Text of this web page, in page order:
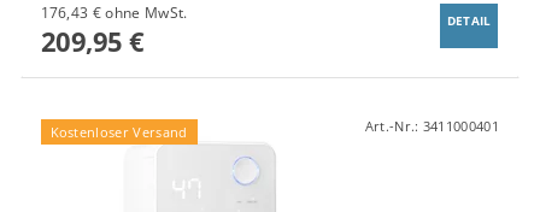
176,43 € ohne MwSt.
209,95 €
DETAIL
Kostenloser Versand Art.-Nr.: 3411000401